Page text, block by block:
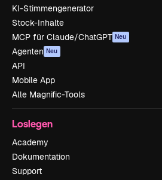
KI-Stimmengenerator
Stock-Inhalte
MCP für Claude/ChatGPT Neu
Agenten Neu
API
Mobile App
Alle Magnific-Tools
Loslegen
Academy
Dokumentation
Support